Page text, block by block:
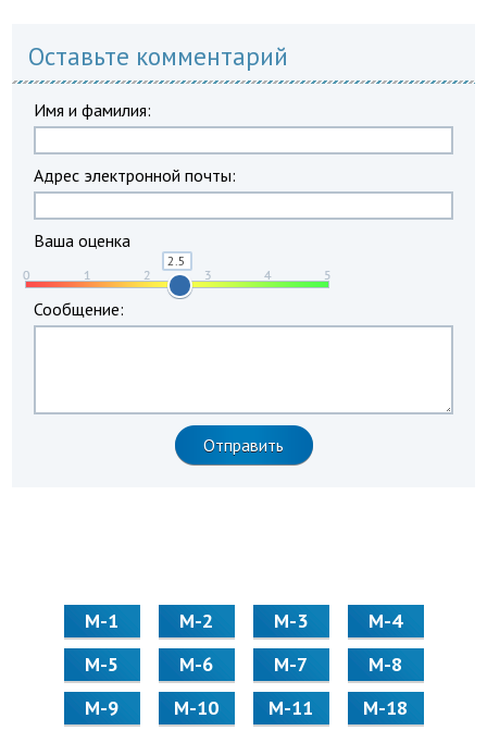
Оставьте комментарий
Имя и фамилия:
Адрес электронной почты:
Ваша оценка
Сообщение:
М-1 М-2 М-3
М-4
М-5
М-6 М-7
М-8
М-9
М-10 М-11
М-18